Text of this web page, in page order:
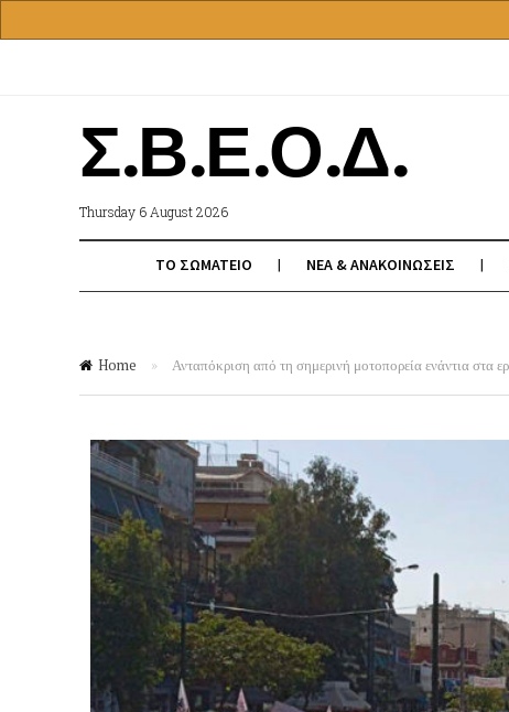
Σ.Β.Ε.Ο.Δ.
Thursday 6 August 2026
ΤΟ ΣΩΜΑΤΕΙΟ ΝΕΑ & ΑΝΑΚΟΙΝΩΣΕΙΣ
Home » Ανταπόκριση από τη σημερινή μοτοπορεία ενάντια στα